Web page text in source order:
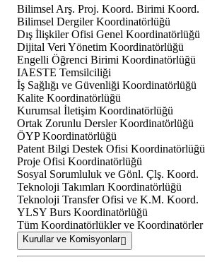
Bilimsel Arş. Proj. Koord. Birimi Koord.
Bilimsel Dergiler Koordinatörlüğü
Dış İlişkiler Ofisi Genel Koordinatörlüğü
Dijital Veri Yönetim Koordinatörlüğü
Engelli Öğrenci Birimi Koordinatörlüğü
IAESTE Temsilciliği
İş Sağlığı ve Güvenliği Koordinatörlüğü
Kalite Koordinatörlüğü
Kurumsal İletişim Koordinatörlüğü
Ortak Zorunlu Dersler Koordinatörlüğü
ÖYP Koordinatörlüğü
Patent Bilgi Destek Ofisi Koordinatörlüğü
Proje Ofisi Koordinatörlüğü
Sosyal Sorumluluk ve Gönl. Çlş. Koord.
Teknoloji Takımları Koordinatörlüğü
Teknoloji Transfer Ofisi ve K.M. Koord.
YLSY Burs Koordinatörlüğü
Tüm Koordinatörlükler ve Koordinatörler
Kurullar ve Komisyonlar